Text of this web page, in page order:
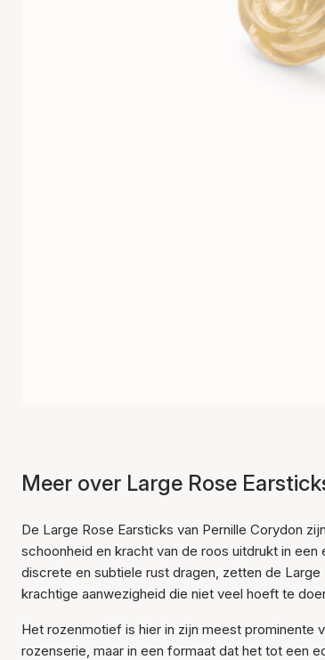
Meer over Large Rose
De Large Rose Earsticks van Pernille Corydon
schoonheid en kracht van de roos uitdrukt in
discrete en subtiele rust dragen, zetten de
krachtige aanwezigheid die niet veel hoeft te
Het rozenmotief is hier in zijn meest prominente
rozenserie, maar in een formaat dat het tot een